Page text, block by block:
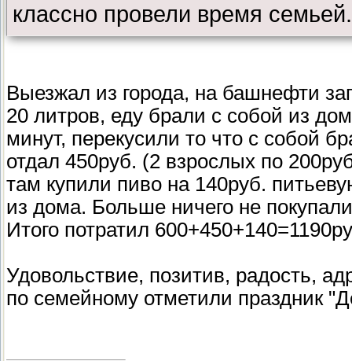
классно провели время
Выезжал из города, на башнефти
20 литров, еду брали с собой из
минут, перекусили то что с собой
отдал 450руб. (2 взрослых по
там купили пиво на 140руб.
из дома. Больше ничего не
Итого потратил
Удовольствие, позитив, радость,
по семейному отметили праздник